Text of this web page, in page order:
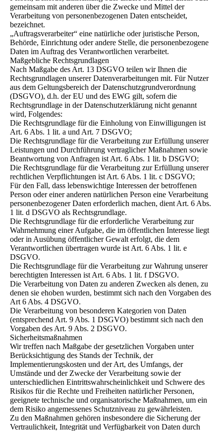
gemeinsam mit anderen über die Zwecke und Mittel der
Verarbeitung von personenbezogenen Daten entscheidet,
bezeichnet.
„Auftragsverarbeiter“ eine natürliche oder juristische Person,
Behörde, Einrichtung oder andere Stelle, die personenbezogene
Daten im Auftrag des Verantwortlichen verarbeitet.
Maßgebliche Rechtsgrundlagen
Nach Maßgabe des Art. 13 DSGVO teilen wir Ihnen die
Rechtsgrundlagen unserer Datenverarbeitungen mit. Für Nutzer
aus dem Geltungsbereich der Datenschutzgrundverordnung
(DSGVO), d.h. der EU und des EWG gilt, sofern die
Rechtsgrundlage in der Datenschutzerklärung nicht genannt
wird, Folgendes:
Die Rechtsgrundlage für die Einholung von Einwilligungen ist
Art. 6 Abs. 1 lit. a und Art. 7 DSGVO;
Die Rechtsgrundlage für die Verarbeitung zur Erfüllung unserer
Leistungen und Durchführung vertraglicher Maßnahmen sowie
Beantwortung von Anfragen ist Art. 6 Abs. 1 lit. b DSGVO;
Die Rechtsgrundlage für die Verarbeitung zur Erfüllung unserer
rechtlichen Verpflichtungen ist Art. 6 Abs. 1 lit. c DSGVO;
Für den Fall, dass lebenswichtige Interessen der betroffenen
Person oder einer anderen natürlichen Person eine Verarbeitung
personenbezogener Daten erforderlich machen, dient Art. 6 Abs.
1 lit. d DSGVO als Rechtsgrundlage.
Die Rechtsgrundlage für die erforderliche Verarbeitung zur
Wahrnehmung einer Aufgabe, die im öffentlichen Interesse liegt
oder in Ausübung öffentlicher Gewalt erfolgt, die dem
Verantwortlichen übertragen wurde ist Art. 6 Abs. 1 lit. e
DSGVO.
Die Rechtsgrundlage für die Verarbeitung zur Wahrung unserer
berechtigten Interessen ist Art. 6 Abs. 1 lit. f DSGVO.
Die Verarbeitung von Daten zu anderen Zwecken als denen, zu
denen sie ehoben wurden, bestimmt sich nach den Vorgaben des
Art 6 Abs. 4 DSGVO.
Die Verarbeitung von besonderen Kategorien von Daten
(entsprechend Art. 9 Abs. 1 DSGVO) bestimmt sich nach den
Vorgaben des Art. 9 Abs. 2 DSGVO.
Sicherheitsmaßnahmen
Wir treffen nach Maßgabe der gesetzlichen Vorgaben unter
Berücksichtigung des Stands der Technik, der
Implementierungskosten und der Art, des Umfangs, der
Umstände und der Zwecke der Verarbeitung sowie der
unterschiedlichen Eintrittswahrscheinlichkeit und Schwere des
Risikos für die Rechte und Freiheiten natürlicher Personen,
geeignete technische und organisatorische Maßnahmen, um ein
dem Risiko angemessenes Schutzniveau zu gewährleisten.
Zu den Maßnahmen gehören insbesondere die Sicherung der
Vertraulichkeit, Integrität und Verfügbarkeit von Daten durch